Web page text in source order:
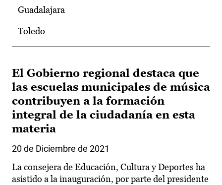
Guadalajara
Toledo
El Gobierno regional destaca que
las escuelas municipales de música
contribuyen a la formación
integral de la ciudadanía en esta
materia
20 de Diciembre de 2021
La consejera de Educación, Cultura y Deportes ha
asistido a la inauguración, por parte del presidente